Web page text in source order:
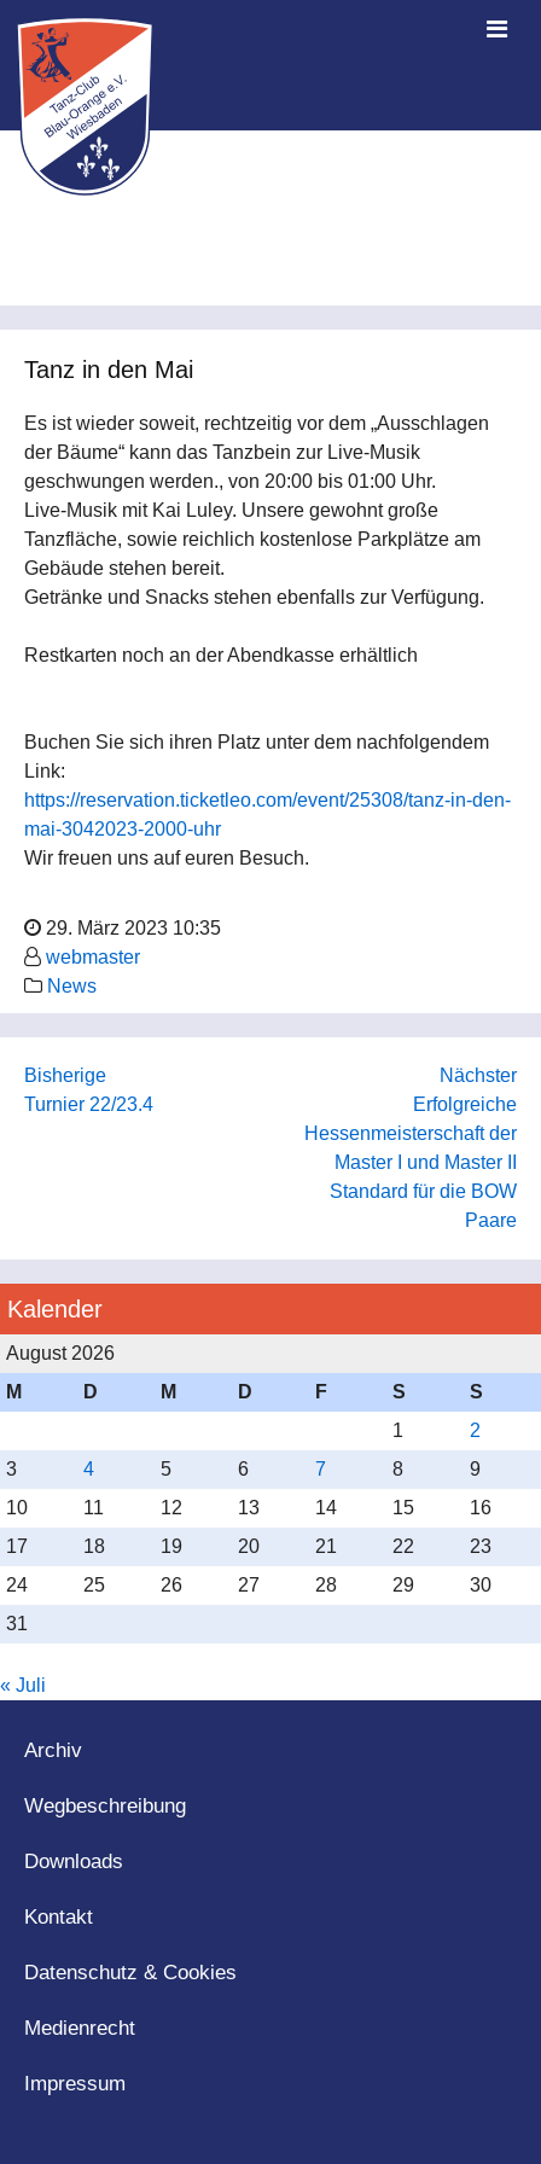
Tanz in den Mai
Es ist wieder soweit, rechtzeitig vor dem „Ausschlagen
der Bäume“ kann das Tanzbein zur Live-Musik
geschwungen werden., von 20:00 bis 01:00 Uhr.
Live-Musik mit Kai Luley. Unsere gewohnt große
Tanzfläche, sowie reichlich kostenlose Parkplätze am
Gebäude stehen bereit.
Getränke und Snacks stehen ebenfalls zur Verfügung.
Restkarten noch an der Abendkasse erhältlich
Buchen Sie sich ihren Platz unter dem nachfolgendem
Link:
https://reservation.ticketleo.com/event/25308/tanz-in-den-
mai-3042023-2000-uhr
Wir freuen uns auf euren Besuch.
29. März 2023 10:35
webmaster
News
Bisherige
Turnier 22/23.4
Nächster
Erfolgreiche
Hessenmeisterschaft der
Master I und Master II
Standard für die BOW
Paare
Kalender
August 2026
M
D M D F S
S
1
2
3
4 5 6 7 8
9
10
11 12 13 14 15
16
17
18 19 20 21 22
23
24
25 26 27 28 29
30
31
« Juli
Archiv
Wegbeschreibung
Downloads
Kontakt
Datenschutz & Cookies
Medienrecht
Impressum